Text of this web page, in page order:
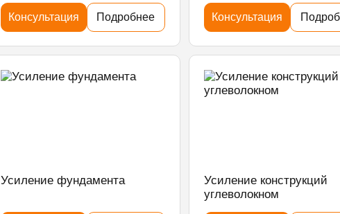
Консультация Подробнее Консультация
Усиление фундамента
Усиление конструкций
углеволокном